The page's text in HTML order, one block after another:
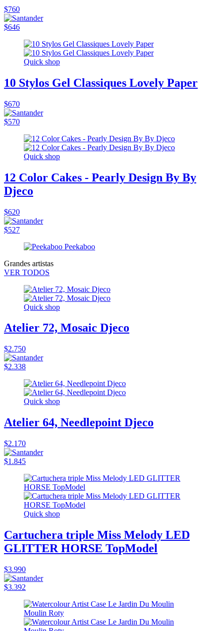
$760
$646
Quick shop
10 Stylos Gel Classiques Lovely Paper
$670
$570
Quick shop
12 Color Cakes - Pearly Design By By
Djeco
$620
$527
Grandes artistas
VER TODOS
Quick shop
Atelier 72, Mosaic Djeco
$2.750
$2.338
Quick shop
Atelier 64, Needlepoint Djeco
$2.170
$1.845
Quick shop
Cartuchera triple Miss Melody LED
GLITTER HORSE TopModel
$3.990
$3.392